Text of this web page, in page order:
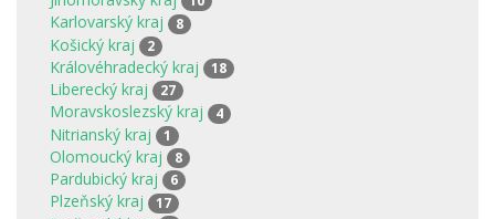
Karlovarský kraj 8
Košický kraj 2
Královéhradecký kraj 18
Liberecký kraj 27
Moravskoslezský kraj 4
Nitrianský kraj 1
Olomoucký kraj 8
Pardubický kraj 6
Plzeňský kraj 17